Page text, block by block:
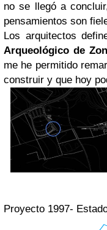
no se llegó a
pensamientos son
Los arquitectos
Arqueológico de
me he permitido
construir y que hoy
Proyecto 1997-